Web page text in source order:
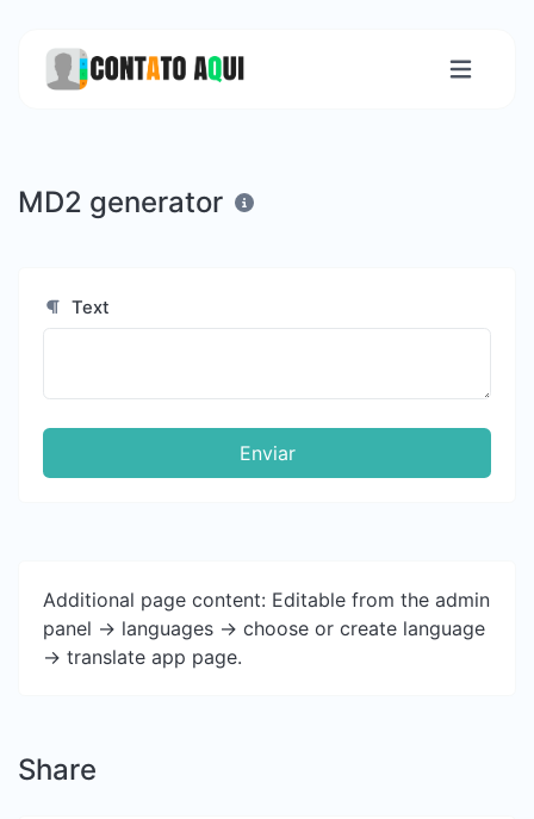
MD2 generator
Text
Enviar
Additional page content: Editable from the admin
panel -> languages -> choose or create language
-> translate app page.
Share